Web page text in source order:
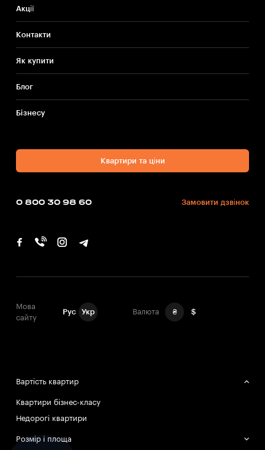
Акції
Контакти
Як купити
Блог
Бiзнесу
Квартири та ціни
0 800 30 98 60 Замовити дзвінок
Мова
сайту
Рус Укр Валюта ₴ $
Вартість квартир
Квартири бізнес-класу
Недорогі квартири
Розмір і площа